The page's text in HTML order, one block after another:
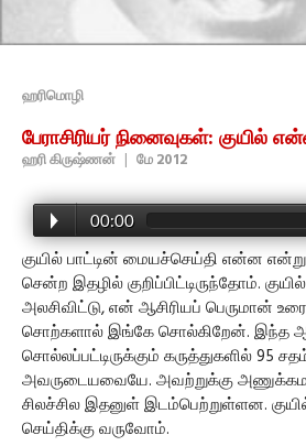
ஹரிமொழி
பேராசிரியர் நினைவுகள்: குயில்
ஹரி கிருஷ்ணன் | மே 2012
00:00
குயில் பாட்டின் மையச்செய்தி என்ன
சென்ற இதழில் குறிப்பிட்டிருந்தோம்.
அலசிவிட்டு, என் ஆசிரியப் பெருமான்
சொற்களால் இங்கே சொல்கிறேன். இந்த
சொல்லப்பட்டிருக்கும் கருத்துகளில் 95
அவருடையவையே. அவற்றுக்கு
சிலச்சில இதனுள் இடம்பெற்றுள்ளன.
செய்திக்கு வருவோம்.